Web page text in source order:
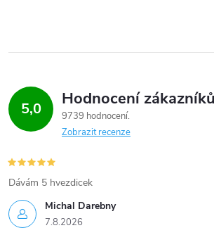
5,0 Hodnocení zákazníků
9739 hodnocení
Zobrazit recenze
Michal Darebny
7.8.2026
Dávám 5 hvezdicek